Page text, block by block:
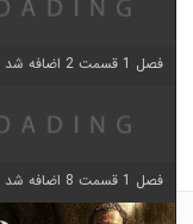
فصل 1 قسمت 2 اضافه شد
فصل 1 قسمت 8 اضافه شد